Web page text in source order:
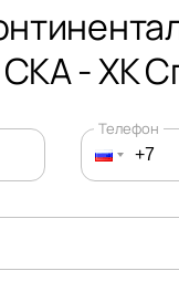
- ХК
Телефон